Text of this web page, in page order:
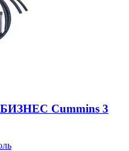
БИЗНЕС Cummins 3